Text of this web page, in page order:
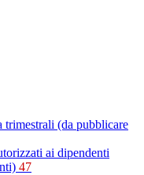
trimestrali (da pubblicare
ai dipendenti
47